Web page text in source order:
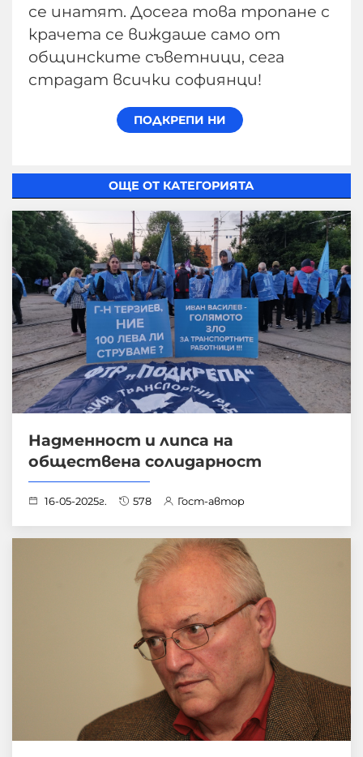
се инатят. Досега това тропане с
крачета се виждаше само от
общинските съветници, сега
страдат всички софиянци!
ОЩЕ ОТ КАТЕГОРИЯТА
Надменност и липса на
обществена солидарност
16-05-2025г. 578 Гост-автор